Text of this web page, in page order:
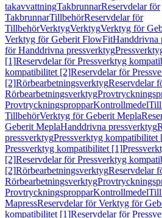
takavvattningTakbrunnarReservdelar för
TakbrunnarTillbehörReservdelar för
TillbehörVerktygVerktygVerktyg för
Verktyg för Geberit FlowFitHanddrivna
för Handdrivna pressverktyg
[1]Reservdelar för Pressverktyg
kompatibilitet [2]Reservdelar för
[2]RörbearbetningsverktygReservdelar
Rörbearbetningsverktyg
ProvtryckningspropparKontrollmedel
TillbehörVerktyg för Geberit Mepla
Geberit MeplaHanddrivna pressverktyg
pressverktygPressverktyg kompatibilitet
Pressverktyg kompatibilitet [1]
[2]Reservdelar för Pressverktyg
[2]RörbearbetningsverktygReservdelar
Rörbearbetningsverktyg
ProvtryckningspropparKontrollmedel
MapressReservdelar för Verktyg för
kompatibilitet [1]Reservdelar för